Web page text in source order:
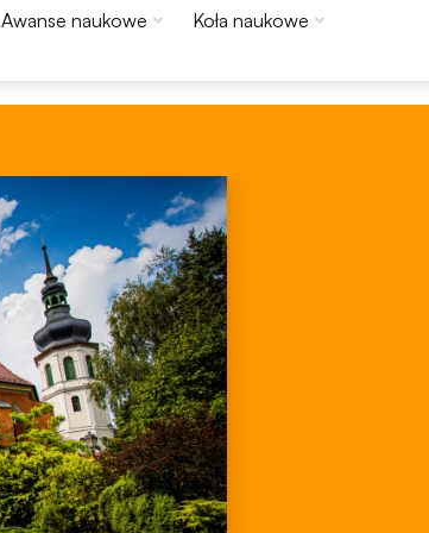
Awanse naukowe
Koła naukowe